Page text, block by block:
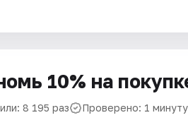
10% на
8 195 раз Проверено: 1